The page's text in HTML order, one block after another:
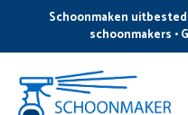
de
inhoud
Schoonmaken
schoonmakers •